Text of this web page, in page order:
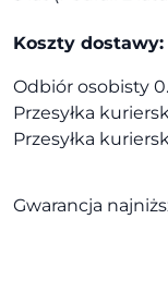
Koszty dostawy:
Odbiór osobisty
Przesyłka
Przesyłka
Gwarancja